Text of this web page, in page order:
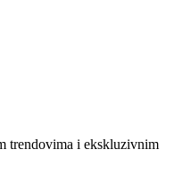
trendovima i ekskluzivnim